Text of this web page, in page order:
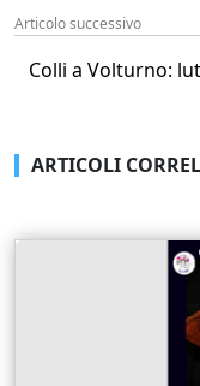
Articolo successivo
Colli a Volturno:
ARTICOLI